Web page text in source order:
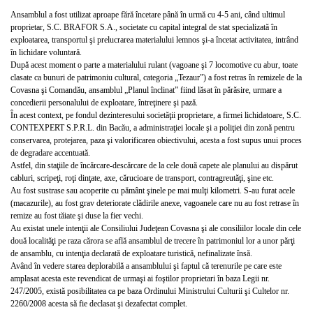
Ansamblul a fost utilizat aproape fără încetare până în urmă cu 4-5 ani, când ultimul
proprietar, S.C. BRAFOR S.A., societate cu capital integral de stat specializată în
exploatarea, transportul şi prelucrarea materialului lemnos şi-a încetat activitatea, intrând
în lichidare voluntară.
După acest moment o parte a materialului rulant (vagoane şi 7 locomotive cu abur, toate
clasate ca bunuri de patrimoniu cultural, categoria „Tezaur”) a fost retras în remizele de la
Covasna şi Comandău, ansamblul „Planul înclinat” fiind lăsat în părăsire, urmare a
concedierii personalului de exploatare, întreţinere şi pază.
În acest context, pe fondul dezinteresului societăţii proprietare, a firmei lichidatoare, S.C.
CONTEXPERT S.P.R.L. din Bacău, a administraţiei locale şi a poliţiei din zonă pentru
conservarea, protejarea, paza şi valorificarea obiectivului, acesta a fost supus unui proces
de degradare accentuată.
Astfel, din staţiile de încărcare-descărcare de la cele două capete ale planului au dispărut
cabluri, scripeţi, roţi dinţate, axe, cărucioare de transport, contragreutăţi, şine etc.
Au fost sustrase sau acoperite cu pământ şinele pe mai mulţi kilometri. S-au furat acele
(macazurile), au fost grav deteriorate clădirile anexe, vagoanele care nu au fost retrase în
remize au fost tăiate şi duse la fier vechi.
Au existat unele intenţii ale Consiliului Judeţean Covasna şi ale consiliilor locale din cele
două localităţi pe raza cărora se află ansamblul de trecere în patrimoniul lor a unor părţi
de ansamblu, cu intenţia declarată de exploatare turistică, nefinalizate însă.
Având în vedere starea deplorabilă a ansamblului şi faptul că terenurile pe care este
amplasat acesta este revendicat de urmaşi ai foştilor proprietari în baza Legii nr.
247/2005, există posibilitatea ca pe baza Ordinului Ministrului Culturii şi Cultelor nr.
2260/2008 acesta să fie declasat şi dezafectat complet.